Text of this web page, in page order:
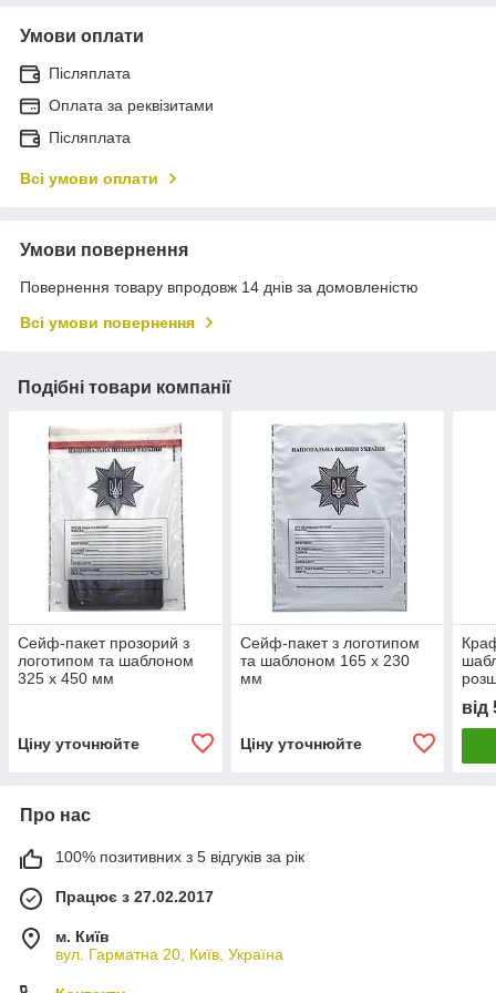
Умови оплати
Післяплата
Оплата за реквізитами
Післяплата
Всі умови оплати
Умови повернення
Повернення товару впродовж 14 днів за домовленістю
Всі умови повернення
Подібні товари компанії
Сейф-пакет прозорий з
логотипом та шаблоном
325 x 450 мм
Ціну уточнюйте
Сейф-пакет з логотипом
та шаблоном 165 x 230
мм
Ціну уточнюйте
від
Про нас
100% позитивних з 5 відгуків за рік
Працює з 27.02.2017
м. Київ
вул. Гарматна 20, Київ, Україна